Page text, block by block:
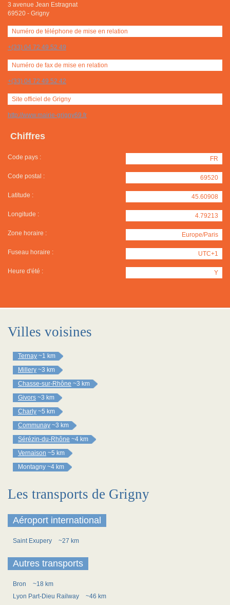
3 avenue Jean Estragnat
69520 - Grigny
Numéro de téléphone de mise en relation
+(33) 04 72 49 52 49
Numéro de fax de mise en relation
+(33) 04 72 49 52 42
Site officiel de Grigny
http://www.mairie-grigny69.fr
Chiffres
Code pays : FR
Code postal : 69520
Latitude : 45.60908
Longitude : 4.79213
Zone horaire : Europe/Paris
Fuseau horaire : UTC+1
Heure d'été : Y
Villes voisines
Ternay ~1 km
Millery ~3 km
Chasse-sur-Rhône ~3 km
Givors ~3 km
Charly ~5 km
Communay ~3 km
Sérézin-du-Rhône ~4 km
Vernaison ~5 km
Montagny ~4 km
Les transports de Grigny
Aéroport international
Saint Exupery ~27 km
Autres transports
Bron
~18 km
Lyon Part-Dieu Railway
~46 km